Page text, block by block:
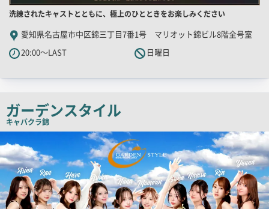
店
舗
PR
キ
コ
ピ
ー
洗練されたキャストとともに、極上のひとときをお楽しみください
愛知県名古屋市中区錦三丁目7番1号 マリオット錦ビル8階全号室
20:00～LAST
日曜日
ガーデンスタイル
キャバクラ錦
検
索
結
果
一
用
画
像